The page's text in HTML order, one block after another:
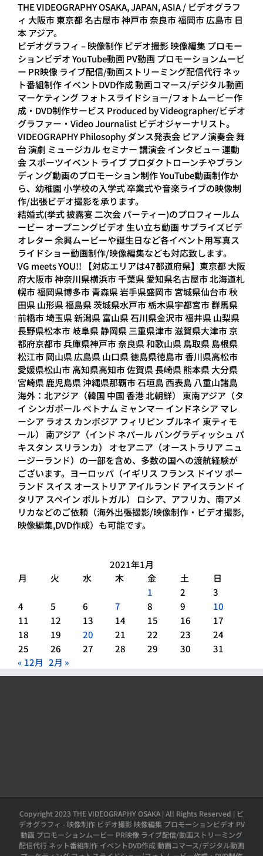
THE VIDEOGRAPHY OSAKA, JAPAN, ASIA / ビデオグラフ
ィ 大阪市 東京都 名古屋市 神戸市 奈良市 福岡市 広島市 日
本 アジア。
ビデオグラフィ – 映像制作 ビデオ撮影 映像編集 プロモー
ションビデオ YouTube動画 PV動画 プロモーションムービ
ー PR映像 ライブ配信/動画ストリーミング配信代行 ネッ
ト番組制作 イベントDVD作成 動画コマース/デジタル動画
マーケティング フォトスライドショー/フォトムービー作
成・DVD制作サービス Produced by Videographer/ビデオ
グラファー・Video Journalist ビデオジャーナリスト。
VIDEOGRAPHY Philosophy ダンス発表会 ピアノ演奏会 舞
台 演劇 ミュージカル セミナー 講演会 インタビュー 運動
会 スポーツイベント ライブ プロダクトローンチやブラン
ディング動画のプロモーション制作 YouTube動画制作か
ら、幼稚園 小学校の入学式 卒業式や音楽ライブの映像制
作/出張ビデオ撮影を承ります。
結婚式(挙式 披露宴 二次会 パーティー)のプロフィールム
ービー オープニングビデオ 生い立ち動画 サプライズビデ
オレター 余興ムービーや誕生日など各イベント用写真ス
ライドショー動画制作/映像編集なども対応致します。
VG meets YOU!! 【対応エリアは47都道府県】東京都 大阪
府大阪市 神奈川県横浜市 千葉県 愛知県名古屋市 北海道札
幌市 福岡県博多市 青森県 岩手県盛岡市 宮城県仙台市 秋
田県 山形県 福島県 茨城県水戸市 栃木県宇都宮市 群馬県
前橋市 埼玉県 新潟県 富山県 石川県金沢市 福井県 山梨県
長野県松本市 岐阜県 静岡県 三重県津市 滋賀県大津市 京
都府京都市 兵庫県神戸市 奈良県 和歌山県 鳥取県 島根県
松江市 岡山県 広島県 山口県 徳島県徳島市 香川県高松市
愛媛県松山市 高知県高知市 佐賀県 長崎県 熊本県 大分県
宮崎県 鹿児島県 沖縄県那覇市 石垣島 西表島 八重山諸島
海外：北アジア（韓国 中国 香港 北朝鮮） 東南アジア（タ
イ シンガポール ベトナム ミャンマー インドネシア マレ
ーシア ラオス カンボジア フィリピン ブルネイ 東ティモ
ール） 南アジア（インド ネパール バングラディッシュ パ
キスタン スリランカ） オセアニア（オーストラリア ニュ
ージーランド）の一部を含め、多数の国への渡航経験が
ございます。ヨーロッパ（イギリス フランス ドイツ ポー
ランド スイス オーストリア アイルランド アイスランド イ
タリア スペイン ポルトガル） ロシア、アフリカ、南アメ
リカなどのご依頼（海外出張撮影/映像制作・ビデオ撮影,
映像編集,DVD作成）も可能です。
2021年1月
月
火 水 木 金 土
日
1
2
3
4
5 6 7 8 9
10
11
12 13 14 15 16
17
18
19 20 21 22 23
24
25
26 27 28 29 30
31
« 12月 2月 »
Copyright 2023 THE VIDEOGRAPHY OSAKA | All Rights Reserved | ビ
デオグラフィ - 映像制作 ビデオ撮影 映像編集 プロモーションビデオ PV
動画 プロモーションムービー PR映像 ライブ配信/動画ストリーミング
配信代行 ネット番組制作 イベントDVD作成 動画コマース/デジタル動画